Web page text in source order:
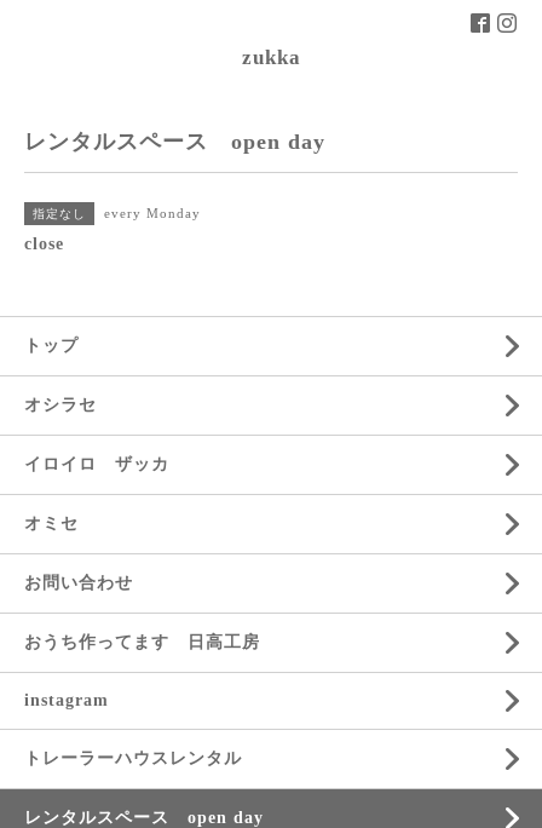
zukka
レンタルスペース open day
指定なし every Monday
close
トップ
オシラセ
イロイロ ザッカ
オミセ
お問い合わせ
おうち作ってます 日高工房
instagram
トレーラーハウスレンタル
レンタルスペース open day